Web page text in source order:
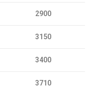
2900
3150
3400
3710